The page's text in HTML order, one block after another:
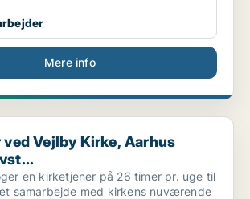
Mere info
Kirke, Aarhus Nordre Provst...
Vejlby Kirke, Aarhus
en kirketjener på 26 timer pr. uge til
samarbejde med kirkens nuværende